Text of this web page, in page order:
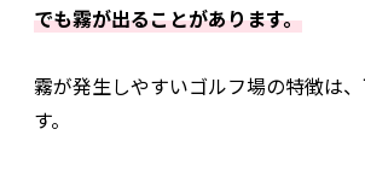
でも霧が出ることがあります。
霧が発生しやすいゴルフ場の特徴は
す。